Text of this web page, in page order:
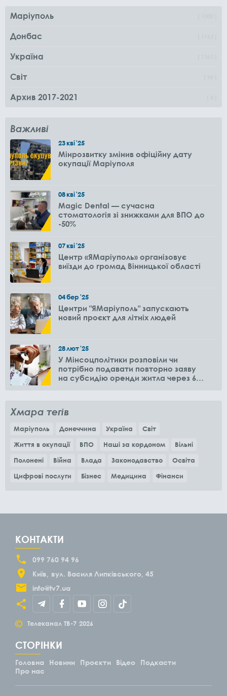
Маріуполь
Донбас
Україна
Світ
Архив 2017-2021
Важливі
23кві'25
Мінрозвитку змінив офіційну дату
окупації Маріуполя
08кві'25
Magic Dental — сучасна
стоматологія зі знижками для ВПО до
-50%
07кві'25
Центр «ЯМаріуполь» організовує
виїзди до громад Вінницької області
04бер'25
Центри "ЯМаріуполь" запускають
новий проєкт для літніх людей
28лют'25
У Мінсоцполітики розповіли чи
потрібно подавати повторно заяву
на субсидію оренди житла через 6
Хмара тегів
Маріуполь Донеччина Україна
Світ
Життя в окупації
ВПО Наші за кордоном
Вільні
Полонені
Війна Влада Законодавство
Освіта
Цифрові послуги
Бізнес Медицина Фінанси
КОНТАКТИ
099 760 94 96
Київ
вул. Василя Липківського, 45
info@tv7.ua
© Телеканал ТВ-7 2026
СТОРІНКИ
Головна Новини Проєкти Відео
Подкасти
Про нас